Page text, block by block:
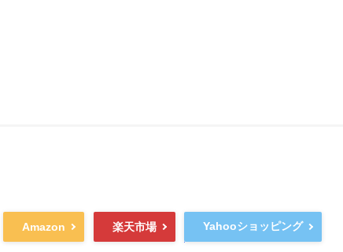
Amazon 楽天市場 Yahooショッピング